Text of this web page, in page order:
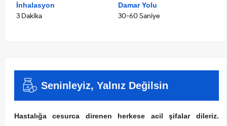
İnhalasyon
3 Dakika
Damar Yolu
30-60 Saniye
Seninleyiz, Yalnız Değilsin
Hastalığa cesurca direnen herkese acil şifalar dileriz.